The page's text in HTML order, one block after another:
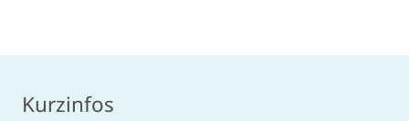
Kurzinfos